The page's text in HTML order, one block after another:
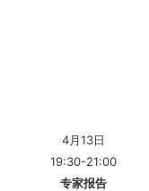
4月13日
19:30-21:00
专家报告